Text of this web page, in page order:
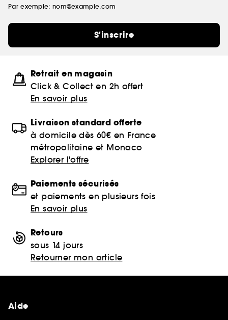
Par exemple: nom@example.com
S'inscrire
Retrait en magasin
Click & Collect en 2h offert
En savoir plus
Livraison standard offerte
à domicile dès 60€ en France
métropolitaine et Monaco
Explorer l'offre
Paiements sécurisés
et paiements en plusieurs fois
En savoir plus
Retours
sous 14 jours
Retourner mon article
Aide